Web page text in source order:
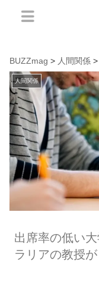
BUZZmag > 人間関係 >
人間関係
出席率の低い
ラリアの教授